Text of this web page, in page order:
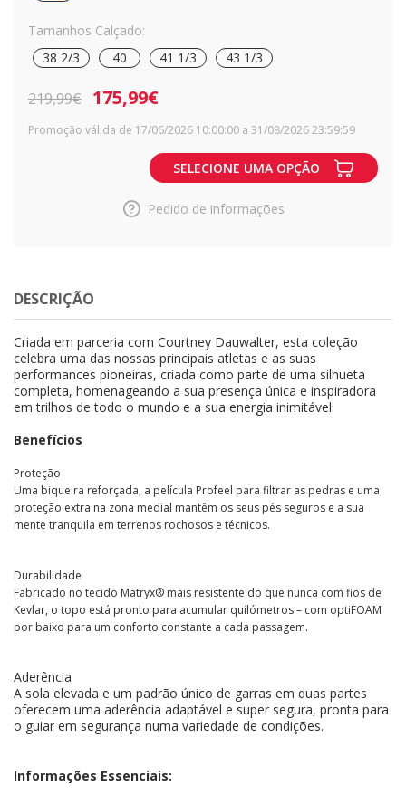
Tamanhos Calçado:
38 2/3
40 41 1/3 43 1/3
219,99€ 175,99€
Promoção válida de 17/06/2026 10:00:00 a 31/08/2026 23:59:59
SELECIONE UMA OPÇÃO
Pedido de informações
DESCRIÇÃO
Criada em parceria com Courtney Dauwalter, esta coleção
celebra uma das nossas principais atletas e as suas
performances pioneiras, criada como parte de uma silhueta
completa, homenageando a sua presença única e inspiradora
em trilhos de todo o mundo e a sua energia inimitável.
Benefícios
Proteção
Uma biqueira reforçada, a película Profeel para filtrar as pedras e uma
proteção extra na zona medial mantêm os seus pés seguros e a sua
mente tranquila em terrenos rochosos e técnicos.
Durabilidade
Fabricado no tecido Matryx® mais resistente do que nunca com fios de
Kevlar, o topo está pronto para acumular quilómetros – com optiFOAM
por baixo para um conforto constante a cada passagem.
Aderência
A sola elevada e um padrão único de garras em duas partes
oferecem uma aderência adaptável e super segura, pronta para
o guiar em segurança numa variedade de condições.
Informações Essenciais: